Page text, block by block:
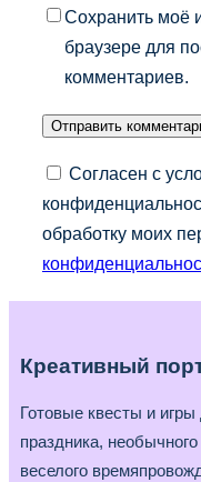
Сохранить моё
браузере для
комментариев.
Согласен с
обработку моих
Креативный
Готовые квесты и
праздника,
веселого